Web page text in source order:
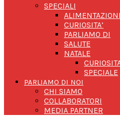
SPECIALI
CURIOSITA’
PARLIAMO DI
SALUTE
NATALE
SPECIALE
PARLIAMO DI NOI
CHI SIAMO
COLLABORATORI
MEDIA PARTNER